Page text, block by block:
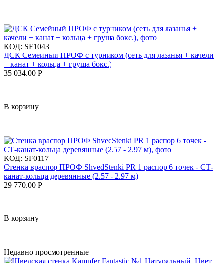
КОД: SF1043
ДСК Семейный ПРОФ с турником (сеть для лазанья + качели
+ канат + кольца + груша бокс.)
35 034.00 Р
В корзину
КОД: SF0117
Стенка враспор ПРОФ ShvedStenki PR 1 распор 6 точек - СТ-
канат-кольца деревянные (2.57 - 2.97 м)
29 770.00 Р
В корзину
Недавно просмотренные